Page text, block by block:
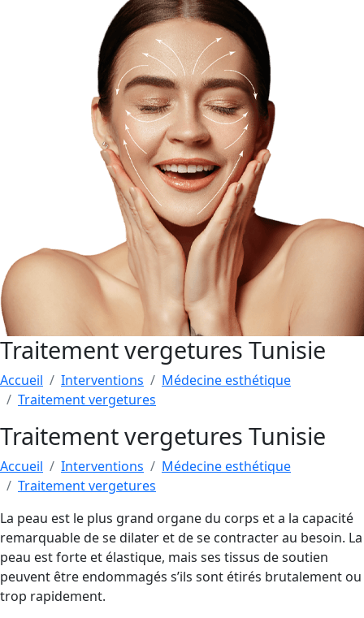
Traitement vergetures Tunisie
Accueil Interventions
Médecine esthétique
Traitement vergetures
Traitement vergetures Tunisie
Accueil Interventions
Médecine esthétique
Traitement vergetures
La peau est le plus grand organe du corps et a la capacité
remarquable de se dilater et de se contracter au besoin. La
peau est forte et élastique, mais ses tissus de soutien
peuvent être endommagés s’ils sont étirés brutalement ou
trop rapidement.